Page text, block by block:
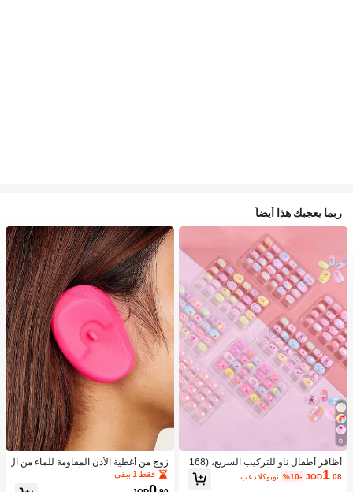
ربما يعجبك هذا أيضاً
6
أظافر أطفال ناو للتركيب السريع، (168
قطعة و 24 قطعة) أظافر صناعية مسبقة
اللصق للأطفال، مجموعة أظافر صناعية
JOD1.08
%10- بعد الكوبون
زوج من أغطية الأذن المقاومة للماء من ال
سيليكون لصبغ الشعر، أداة تصفيف الشع
ر في صالون الحلاقة
فقط 1 بيقي